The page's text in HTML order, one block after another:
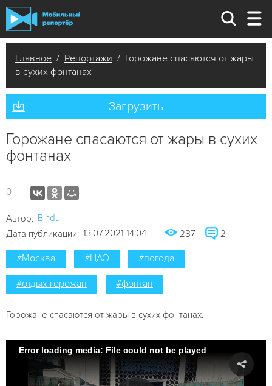
Главное / Репортажи / Горожане спасаются от жары
в сухих фонтанах
Загрузить
Горожане спасаются от жары в сухих
фонтанах
0
Автор: Bindu
Дата публикации: 13.07.2021 14:04 287 2
#Москва #ЦАО #погода
#отдых горожан #фонтан
Горожане спасаются от жары в сухих фонтанах.
Error loading media: File could not be played